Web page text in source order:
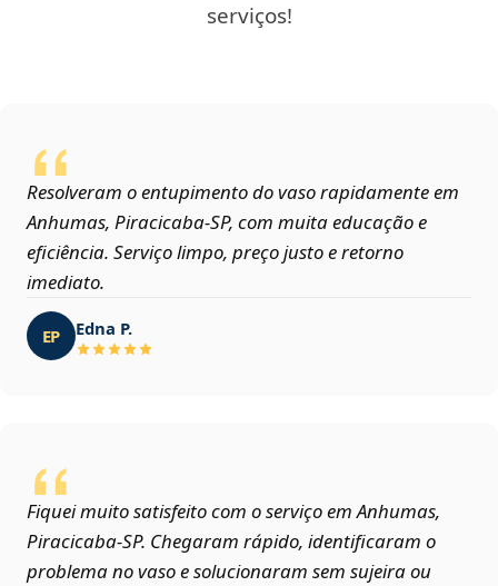
serviços!
Resolveram o entupimento do vaso rapidamente em
Anhumas, Piracicaba‑SP, com muita educação e
eficiência. Serviço limpo, preço justo e retorno
imediato.
EP Edna P.
Fiquei muito satisfeito com o serviço em Anhumas,
Piracicaba‑SP. Chegaram rápido, identificaram o
problema no vaso e solucionaram sem sujeira ou